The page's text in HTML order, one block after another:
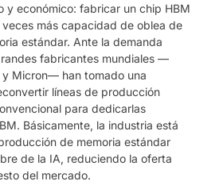
y económico: fabricar un chip HBM
más capacidad de oblea de
estándar. Ante la demanda
fabricantes mundiales —
y Micron— han tomado una
líneas de producción
para dedicarlas
Básicamente, la industria está
de memoria estándar
de la IA, reduciendo la oferta
del mercado.